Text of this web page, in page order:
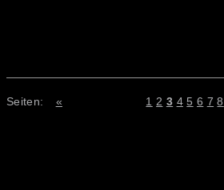
Seiten: « 1 2 3 4 5 6 7 8